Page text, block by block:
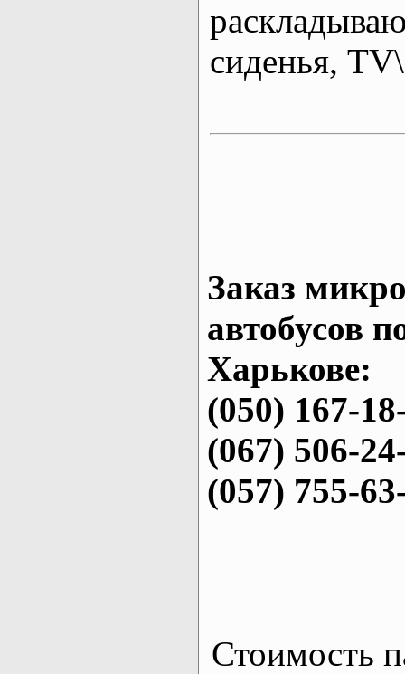
сиденья,
Заказ
автобусов
Харькове:
(050) 167-
(067) 506-
(057) 755-
Стоимость